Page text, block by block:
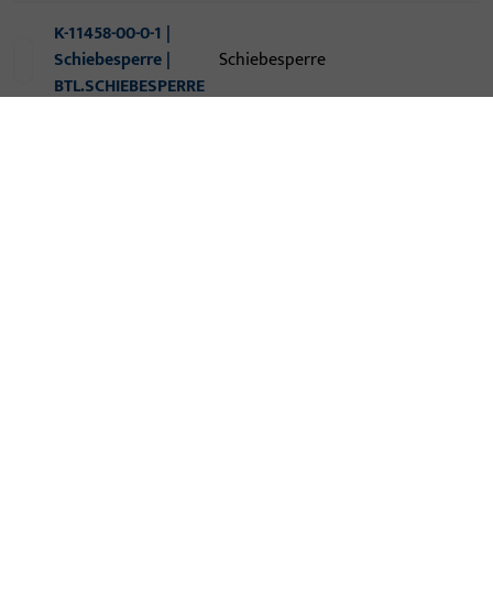
K-11458-00-0-1 |
Schiebesperre |
BTL.SCHIEBESPERRE
Schiebesperre